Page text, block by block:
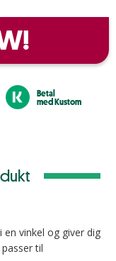
Betal
med Kustom
vinkel og giver dig
til